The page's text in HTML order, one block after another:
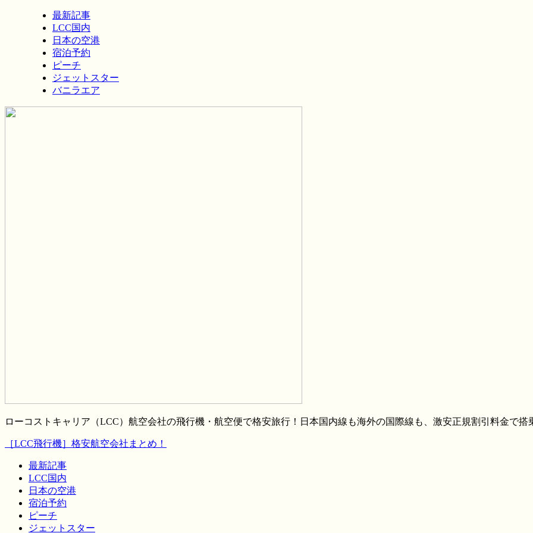
最新記事
LCC国内
日本の空港
宿泊予約
ピーチ
ジェットスター
バニラエア
ローコストキャリア（LCC）航空会社の飛行機・航空便で格安旅行！日本国内線も海外の国際線も、激安正規割引料金で搭
［LCC飛行機］格安航空会社まとめ！
最新記事
LCC国内
日本の空港
宿泊予約
ピーチ
ジェットスター